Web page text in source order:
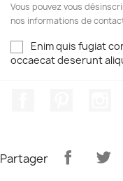
Vous pouvez vous
nos informations de
Enim quis fugiat
occaecat deserunt
Partager